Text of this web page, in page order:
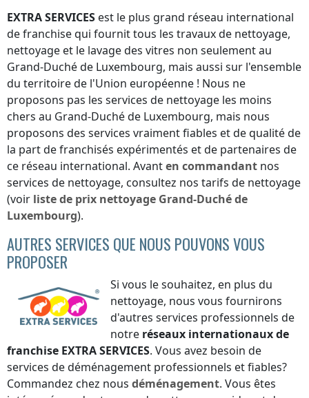
EXTRA SERVICES est le plus grand réseau international
de franchise qui fournit tous les travaux de nettoyage,
nettoyage et le lavage des vitres non seulementau
Grand-Duché de Luxembourg, mais aussi sur l'ensemble
du territoire de l'Union européenne ! Nous ne
proposons pas les services de nettoyage les moins
chers au Grand-Duché de Luxembourg, mais nous
proposons des services vraiment fiables et de qualité de
la part de franchisés expérimentés et de partenaires de
ce réseau international. Avanten commandant nos
services de nettoyage, consultez nos tarifs de nettoyage
(voir liste de prix nettoyage Grand-Duché de
Luxembourg).
AUTRES SERVICES QUE NOUS POUVONS VOUS
PROPOSER
Si vous le souhaitez, en plus du
nettoyage, nous vous fournirons
d'autres services professionnels de
notre réseaux internationaux de
franchise EXTRA SERVICES. Vous avez besoin de
services de déménagement professionnels et fiables?
Commandez chez nous déménagement. Vous êtes